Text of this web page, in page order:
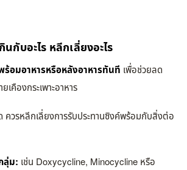
กับอะไร หลีกเลี่ยงอะไร
อมอาหารหรือหลังอาหารทันที เพื่อช่วยลด
เคืองกระเพาะอาหาร
ควรหลีกเลี่ยงการรับประทานซิงค์พร้อมกับสิ่งต่อ
ลุ่ม: เช่น Doxycycline, Minocycline หรือ